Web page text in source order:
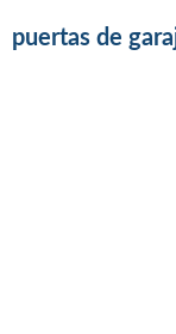
puertas de